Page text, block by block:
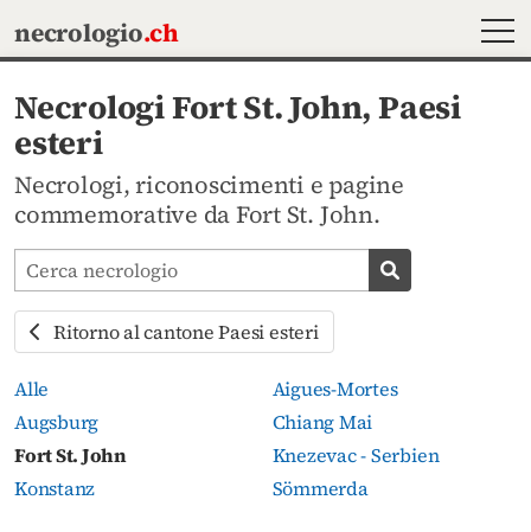
necrologio.ch
Necrologi Fort St. John, Paesi
esteri
Necrologi, riconoscimenti e pagine
commemorative da Fort St. John.
Cerca avvisi mortuari
Cerca
Ritorno al cantone Paesi esteri
Alle
Aigues-Mortes
Augsburg
Chiang Mai
Fort St. John
Knezevac - Serbien
Konstanz
Sömmerda